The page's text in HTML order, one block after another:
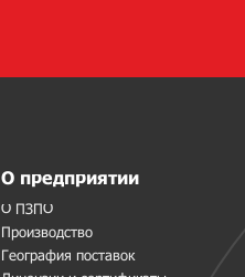
О предприятии
О ПЗПО
Производство
География поставок